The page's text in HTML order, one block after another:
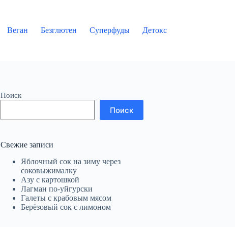
Веган Безглютен Суперфуды Детокс
Поиск
Поиск
Свежие записи
Яблочный сок на зиму через
соковыжималку
Азу с картошкой
Лагман по-уйгурски
Галеты с крабовым мясом
Берёзовый сок с лимоном